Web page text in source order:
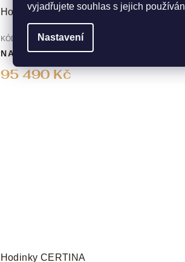
vyjadřujete souhlas s jejich
Nastavení
Hodinky Anatom Automatic Grapefruit
KÓD: R10201409
95 490 Kč
NA DOTAZ
Hodinky CERTINA